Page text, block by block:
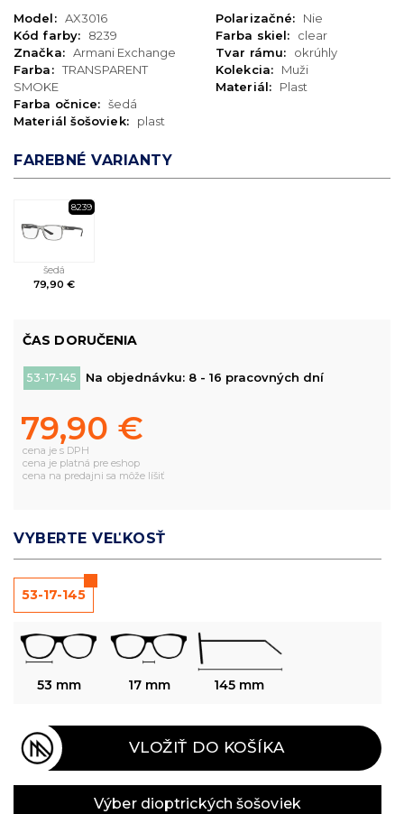
Model: AX3016
Kód farby:
8239
Značka: Armani Exchange
Farba: TRANSPARENT
SMOKE
Farba očnice: šedá
Materiál šošoviek:
plast
Polarizačné:
Nie
Farba skiel:
clear
Tvar rámu:
okrúhly
Kolekcia:
Muži
Materiál:
Plast
FAREBNÉ VARIANTY
8239
šedá
79,90 €
ČAS DORUČENIA
53-17-145 Na objednávku: 8 - 16 pracovných dní
79,90 €
cena je s DPH
cena je platná pre eshop
cena na predajni sa môže líšiť
VYBERTE VEĽKOSŤ
53-17-145
53 mm 17 mm 145 mm
VLOŽIŤ DO KOŠÍKA
Výber dioptrických šošoviek